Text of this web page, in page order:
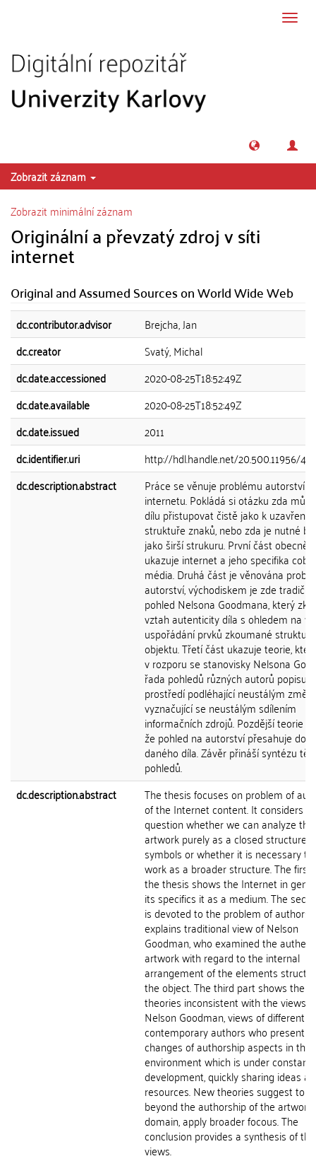
Zobrazit záznam
Zobrazit minimální záznam
Originální a převzatý zdroj v síti
internet
Original and Assumed Sources on World Wide Web
dc.contributor.advisor
Brejcha, Jan
dc.creator
Svatý, Michal
dc.date.accessioned
2020-08-25T18:52:49Z
dc.date.available
2020-08-25T18:52:49Z
dc.date.issued
2011
dc.identifier.uri
http://hdl.handle.net/20.500.11956/
dc.description.abstract
Práce se věnuje problému autorství
internetu. Pokládá si otázku zda
dílu přistupovat čistě jako k uzavřené
struktuře znaků, nebo zda je nutné
jako širší strukuru. První část obecně
ukazuje internet a jeho specifika coby
média. Druhá část je věnována
autorství, východiskem je zde tradiční
pohled Nelsona Goodmana, který
vztah autenticity díla s ohledem na
uspořádání prvků zkoumané struktury
objektu. Třetí část ukazuje teorie,
v rozporu se stanovisky Nelsona
řada pohledů různých autorů popisuje
prostředí podléhající neustálým
vyznačující se neustálým sdílením
informačních zdrojů. Pozdější teorie
že pohled na autorství přesahuje
daného díla. Závěr přináší syntézu
pohledů.
dc.description.abstract
The thesis focuses on problem of
of the Internet content. It considers
question whether we can analyze the
artwork purely as a closed structure
symbols or whether it is necessary
work as a broader structure. The first
the thesis shows the Internet in
its specifics it as a medium. The
is devoted to the problem of
explains traditional view of Nelson
Goodman, who examined the
artwork with regard to the internal
arrangement of the elements
the object. The third part shows the
theories inconsistent with the views
Nelson Goodman, views of different
contemporary authors who present
changes of authorship aspects in the
environment which is under constant
development, quickly sharing ideas
resources. New theories suggest to
beyond the authorship of the artwork
domain, apply broader focous. The
conclusion provides a synthesis of
views.